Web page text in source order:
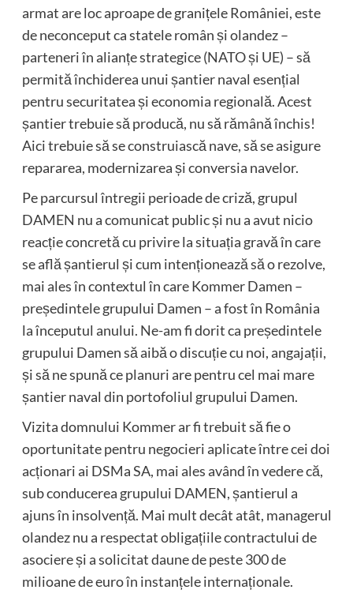
armat are loc aproape de granițele României, este
de neconceput ca statele român și olandez –
parteneri în alianțe strategice (NATO și UE) – să
permită închiderea unui șantier naval esențial
pentru securitatea și economia regională. Acest
șantier trebuie să producă, nu să rămână închis!
Aici trebuie să se construiască nave, să se asigure
repararea, modernizarea și conversia navelor.
Pe parcursul întregii perioade de criză, grupul
DAMEN nu a comunicat public și nu a avut nicio
reacție concretă cu privire la situația gravă în care
se află șantierul și cum intenționează să o rezolve,
mai ales în contextul în care Kommer Damen –
președintele grupului Damen – a fost în România
la începutul anului. Ne-am fi dorit ca președintele
grupului Damen să aibă o discuție cu noi, angajații,
și să ne spună ce planuri are pentru cel mai mare
șantier naval din portofoliul grupului Damen.
Vizita domnului Kommer ar fi trebuit să fie o
oportunitate pentru negocieri aplicate între cei doi
acționari ai DSMa SA, mai ales având în vedere că,
sub conducerea grupului DAMEN, șantierul a
ajuns în insolvență. Mai mult decât atât, managerul
olandez nu a respectat obligațiile contractului de
asociere și a solicitat daune de peste 300 de
milioane de euro în instanțele internaționale.